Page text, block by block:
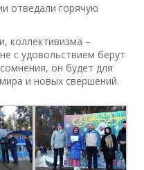
отведали горячую
коллективизма –
с удовольствием берут
он будет для
и новых свершений.